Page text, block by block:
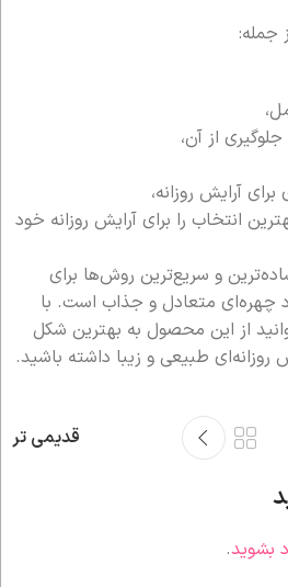
جمله:
از آن،
آرایش روزانه،
انتخاب را برای آرایش روزانه خود
و سریع‌ترین روش‌ها برای
چهره‌ای متعادل و جذاب است. با
از این محصول به بهترین شکل
طبیعی و زیبا داشته باشید.
قدیمی تر
بشوید.